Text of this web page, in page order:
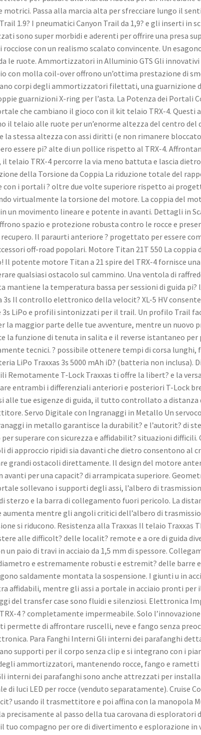
motrici. Passa alla marcia alta per sfrecciare lungo il
1.9? I pneumatici Canyon Trail da 1,9? e gli inserti in
sono super morbidi e aderenti per offrire una presa
rocciose con un realismo scalato convincente. Un
le ruote. Ammortizzatori in Alluminio GTS Gli
con molla coil-over offrono un’ottima prestazione di
corpi degli ammortizzatori filettati, una guarnizione
guarnizioni X-ring per l’asta. La Potenza dei Portali
che cambiano il gioco con il kit telaio TRX-4. Questi
il telaio alle ruote per un’enorme altezza del centro del
la stessa altezza con assi diritti (e non rimanere
essere pi? alte di un pollice rispetto al TRX-4.
il telaio TRX-4 percorre la via meno battuta e lascia
della Torsione da Coppia La riduzione totale del
con i portali ? oltre due volte superiore rispetto ai
virtualmente la torsione del motore. La coppia del
un movimento lineare e potente in avanti. Dettagli in
spazio e protezione robusta contro le rocce e
Il paraurti anteriore ? progettato per essere
off-road popolari. Motore Titan 21T 550 La coppia
Il potente motore Titan a 21 spire del TRX-4 fornisce
qualsiasi ostacolo sul cammino. Una ventola di
mantiene la temperatura bassa per sessioni di guida pi?
3s Il controllo elettronico della velocit? XL-5 HV
LiPo e profili sintonizzati per il trail. Un profilo Trail
la maggior parte delle tue avventure, mentre un nuovo
la funzione di tenuta in salita e il reverse istantaneo per
tecnici. ? possibile ottenere tempi di corsa lunghi,
LiPo Traxxas 3s 5000 mAh iD? (batteria non inclusa).
Remotamente T-Lock Traxxas ti offre la libert? e la
entrambi i differenziali anteriori e posteriori T-Lock
alle tue esigenze di guida, il tutto controllato a distanza
Servo Digitale con Ingranaggi in Metallo Un
in metallo garantisce la durabilit? e l’autorit? di
superare con sicurezza e affidabilit? situazioni difficili.
di approccio ripidi sia davanti che dietro consentono al
grandi ostacoli direttamente. Il design del motore
avanti per una capacit? di arrampicata superiore.
sollevano i supporti degli assi, l’albero di
sterzo e la barra di collegamento fuori pericolo. La
aumenta mentre gli angoli critici dell’albero di
si riducono. Resistenza alla Traxxas Il telaio Traxxas
alle difficolt? delle localit? remote e a ore di guida
un paio di travi in acciaio da 1,5 mm di spessore.
e estremamente robusti e estremit? delle barre
saldamente montata la sospensione. I giunti u in
affidabili, mentre gli assi a portale in acciaio pronti per
del transfer case sono fluidi e silenziosi. Elettronica
4 ? completamente impermeabile. Solo
permette di affrontare ruscelli, neve e fango senza
Para Fanghi Interni Gli interni dei parafanghi
supporti per il corpo senza clip e si integrano con i
ammortizzatori, mantenendo rocce, fango e
interni dei parafanghi sono anche attrezzati per
di luci LED per rocce (venduto separatamente). Cruise
usando il trasmettitore e poi affina con la manopola
precisamente al passo della tua carovana di esploratori
il tuo compagno per ore di divertimento e esplorazione in